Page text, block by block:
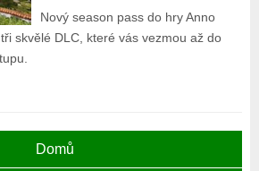
Nový season pass do hry Anno
skvělé DLC, které vás vezmou až do
Domů